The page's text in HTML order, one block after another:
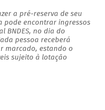
a pré-reserva de seu
pode encontrar ingressos
BNDES, no dia do
pessoa receberá
marcado, estando o
sujeito à lotação